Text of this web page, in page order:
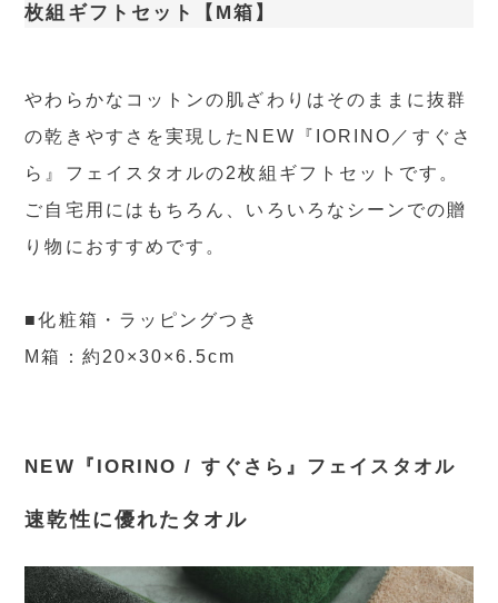
枚組ギフトセット【M箱】
やわらかなコットンの肌ざわりはそのままに抜群
の乾きやすさを実現したNEW『IORINO／すぐさ
ら』フェイスタオルの2枚組ギフトセットです。
ご自宅用にはもちろん、いろいろなシーンでの贈
り物におすすめです。
■化粧箱・ラッピングつき
M箱：約20×30×6.5cm
NEW『IORINO / すぐさら』フェイスタオル
速乾性に優れたタオル